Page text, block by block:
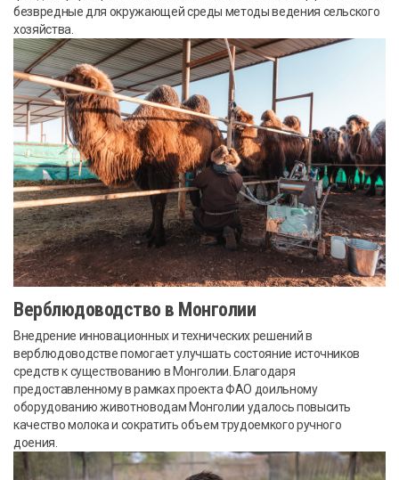
безвредные для окружающей среды методы ведения сельского
хозяйства.
Верблюдоводство в Монголии
Внедрение инновационных и технических решений в
верблюдоводстве помогает улучшать состояние источников
средств к существованию в Монголии. Благодаря
предоставленному в рамках проекта ФАО доильному
оборудованию животноводам Монголии удалось повысить
качество молока и сократить объем трудоемкого ручного
доения.